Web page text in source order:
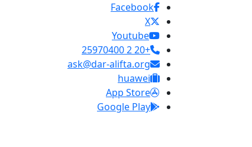
Facebook
X
Youtube
+20 2 25970400
ask@dar-alifta.org
huawei
App Store
Google Play